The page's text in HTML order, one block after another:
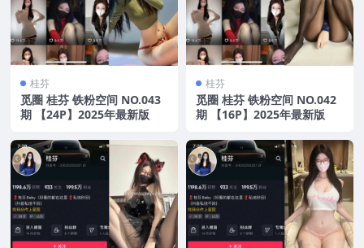
桂芬
觅圈 桂芬 铁粉空间 NO.043
期 【24P】2025年最新版
桂芬
觅圈 桂芬 铁粉空间 NO.042
期 【16P】2025年最新版